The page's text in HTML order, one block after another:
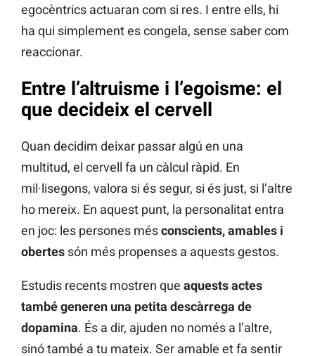
egocèntrics actuaran com si res. I entre ells, hi
ha qui simplement es congela, sense saber com
reaccionar.
Entre l’altruisme i l’egoisme: el
que decideix el cervell
Quan decidim deixar passar algú en una
multitud, el cervell fa un càlcul ràpid. En
mil·lisegons, valora si és segur, si és just, si l’altre
ho mereix. En aquest punt, la personalitat entra
en joc: les persones mésconscients, amables i
obertes són més propenses a aquests gestos.
Estudis recents mostren que aquests actes
també generen una petita descàrrega de
dopamina. És a dir, ajuden no només a l’altre,
sinó també a tu mateix. Ser amable et fa sentir